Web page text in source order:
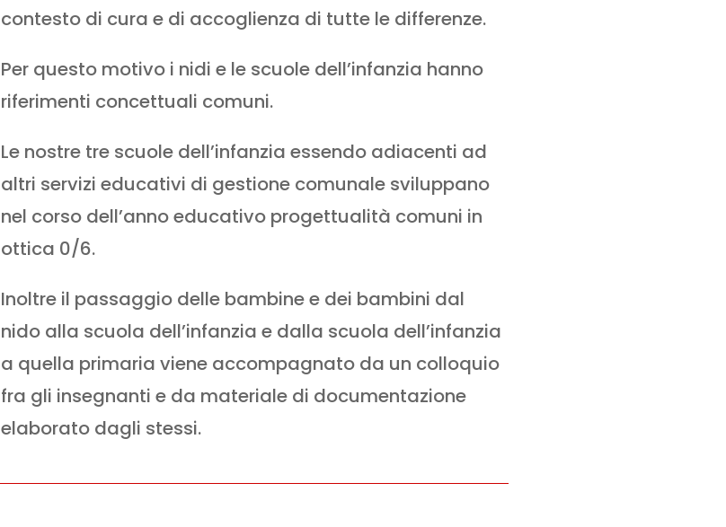
contesto di cura e di accoglienza di tutte le differenze.
Per questo motivo i nidi e le scuole dell’infanzia hanno
riferimenti concettuali comuni.
Le nostre tre scuole dell’infanzia essendo adiacenti ad
altri servizi educativi di gestione comunale sviluppano
nel corso dell’anno educativo progettualità comuni in
ottica 0/6.
Inoltre il passaggio delle bambine e dei bambini dal
nido alla scuola dell’infanzia e dalla scuola dell’infanzia
a quella primaria viene accompagnato da un colloquio
fra gli insegnanti e da materiale di documentazione
elaborato dagli stessi.